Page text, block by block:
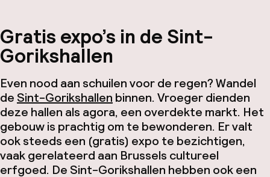
Gratis expo’s in de Sint-
Gorikshallen
Even nood aan schuilen voor de regen? Wandel
de Sint-Gorikshallen binnen. Vroeger dienden
deze hallen als agora, een overdekte markt. Het
gebouw is prachtig om te bewonderen. Er valt
ook steeds een (gratis) expo te bezichtigen,
vaak gerelateerd aan Brussels cultureel
erfgoed. De Sint-Gorikshallen hebben ook een